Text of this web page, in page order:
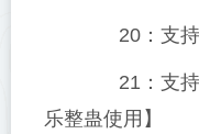
20：支持
21：支持
乐整蛊使用】